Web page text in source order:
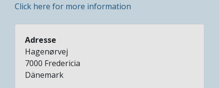
Click here for more information
Adresse
Hagenørvej
7000 Fredericia
Dänemark